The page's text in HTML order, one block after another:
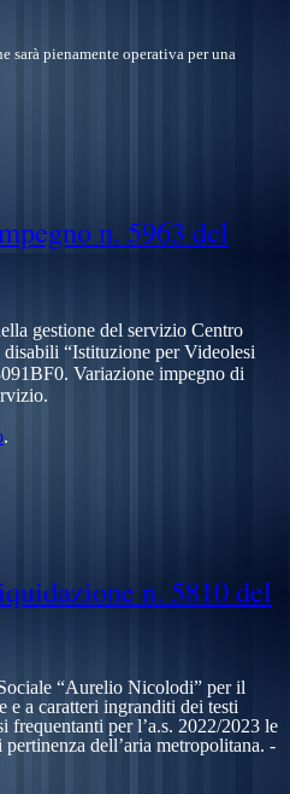
sarà pienamente operativa per una
n. 5963 del
gestione del servizio Centro
“Istituzione per Videolesi
. Variazione impegno di
.
.
n. 5810 del
“Aurelio Nicolodi” per il
a caratteri ingranditi dei testi
frequentanti per l’a.s. 2022/2023 le
dell’aria metropolitana. -